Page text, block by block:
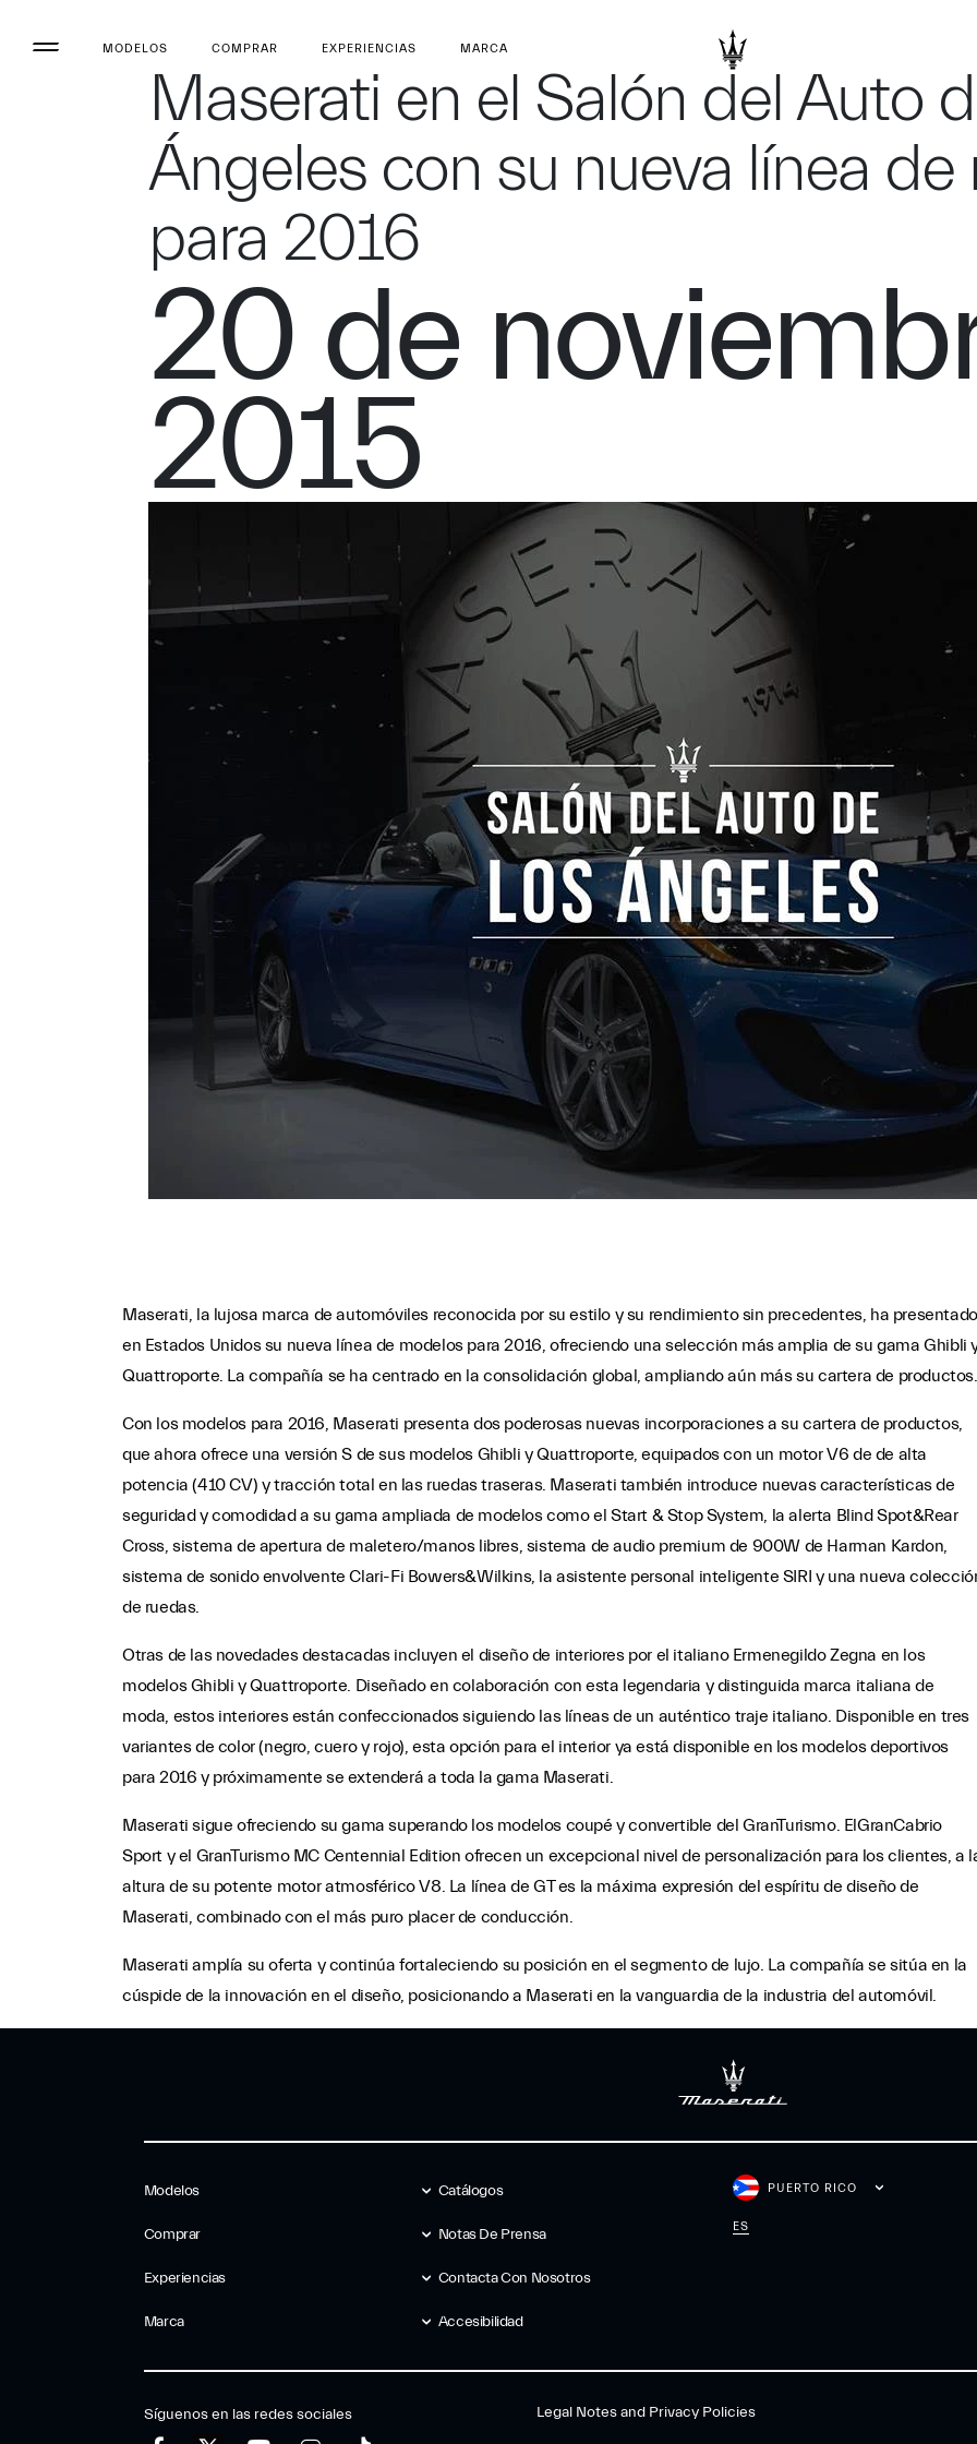
MODELOS COMPRAR EXPERIENCIAS MARCA
Maserati en el Salón del Auto
Ángeles con su nueva línea
para 2016
20 de
2015
Maserati, la lujosa marca de automóviles reconocida por su estilo y su rendimiento sin precedentes, ha presentado
en Estados Unidos su nueva línea de modelos para 2016, ofreciendo una selección más amplia de su gama Ghibli
Quattroporte. La compañía se ha centrado en la consolidación global, ampliando aún más su cartera de productos.
Con los modelos para 2016, Maserati presenta dos poderosas nuevas incorporaciones a su cartera de productos,
que ahora ofrece una versión S de sus modelos Ghibli y Quattroporte, equipados con un motor V6 de de alta
potencia (410 CV) y tracción total en las ruedas traseras. Maserati también introduce nuevas características de
seguridad y comodidad a su gama ampliada de modelos como el Start & Stop System, la alerta Blind Spot&Rear
Cross, sistema de apertura de maletero/manos libres, sistema de audio premium de 900W de Harman Kardon,
sistema de sonido envolvente Clari-Fi Bowers&Wilkins, la asistente personal inteligente SIRI y una nueva
de ruedas.
Otras de las novedades destacadas incluyen el diseño de interiores por el italiano Ermenegildo Zegna en los
modelos Ghibli y Quattroporte. Diseñado en colaboración con esta legendaria y distinguida marca italiana de
moda, estos interiores están confeccionados siguiendo las líneas de un auténtico traje italiano. Disponible en tres
variantes de color (negro, cuero y rojo), esta opción para el interior ya está disponible en los modelos deportivos
para 2016 y próximamente se extenderá a toda la gama Maserati.
Maserati sigue ofreciendo su gama superando los modelos coupé y convertible del GranTurismo. ElGranCabrio
Sport y el GranTurismo MC Centennial Edition ofrecen un excepcional nivel de personalización para los clientes, a
altura de su potente motor atmosférico V8. La línea de GT es la máxima expresión del espíritu de diseño de
Maserati, combinado con el más puro placer de conducción.
Maserati amplía su oferta y continúa fortaleciendo su posición en el segmento de lujo. La compañía se sitúa en la
cúspide de la innovación en el diseño, posicionando a Maserati en la vanguardia de la industria del automóvil.
Modelos
Comprar
Experiencias
Marca
Catálogos
Notas De Prensa
Contacta Con Nosotros
Accesibilidad
PUERTO RICO
ES
Síguenos en las redes sociales Legal Notes and Privacy Policies